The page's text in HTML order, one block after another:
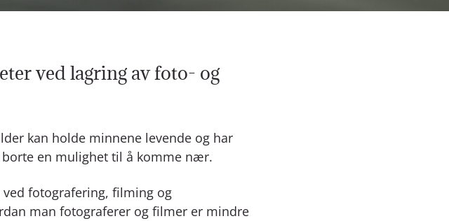
ved lagring av foto- og
kan holde minnene levende og har
en mulighet til å komme nær.
fotografering, filming og
man fotograferer og filmer er mindre